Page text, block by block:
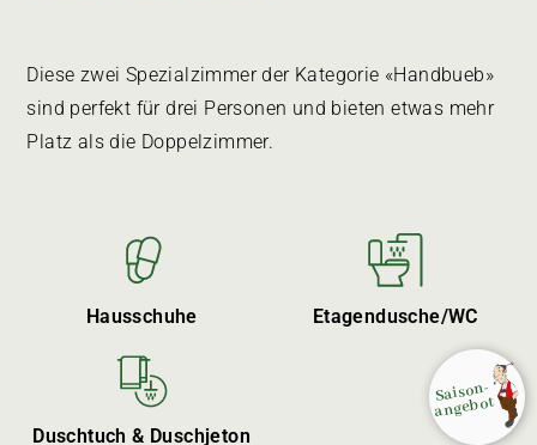
S
aison­
angebot
Diese zwei Spezialzimmer der Kategorie «Handbueb»
sind perfekt für drei Personen und bieten etwas mehr
Platz als die Doppelzimmer.
Hausschuhe Etagendusche/WC
Duschtuch & Duschjeton